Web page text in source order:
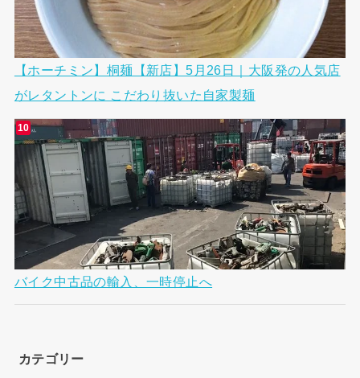
【ホーチミン】桐麺【新店】5月26日｜大阪発の人気店
がレタントンに こだわり抜いた自家製麺
バイク中古品の輸入、一時停止へ
カテゴリー